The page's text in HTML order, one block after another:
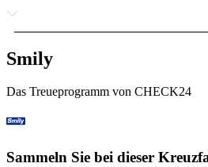
Smily
Das Treueprogramm von CHECK24
Sammeln Sie bei dieser